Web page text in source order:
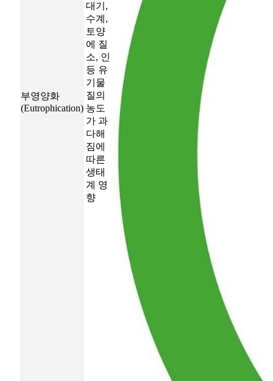
부영양화
(Eutrophication)
대기,
수계,
토양
에 질
소, 인
등 유
기물
질의
농도
가 과
다해
짐에
따른
생태
계 영
향